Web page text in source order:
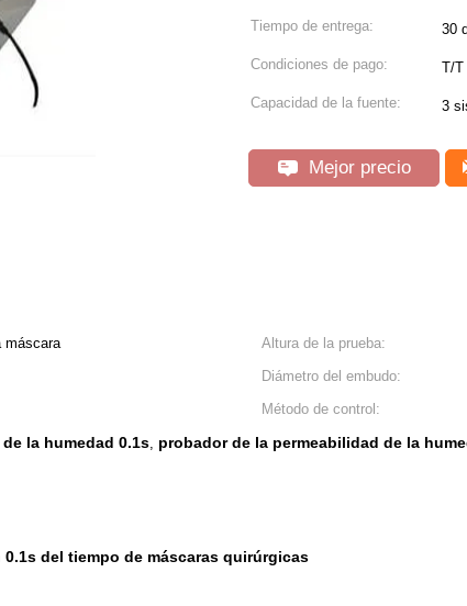
Tiempo de entrega: 30
Condiciones de pago: T/T
Capacidad de la fuente: 3
Mejor precio
máscara Altura de la prueba:
Diámetro del embudo:
Método de control:
la humedad 0.1s, probador de la permeabilidad de la
del tiempo de máscaras quirúrgicas